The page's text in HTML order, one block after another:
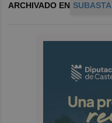
ARCHIVADO EN SUBASTA